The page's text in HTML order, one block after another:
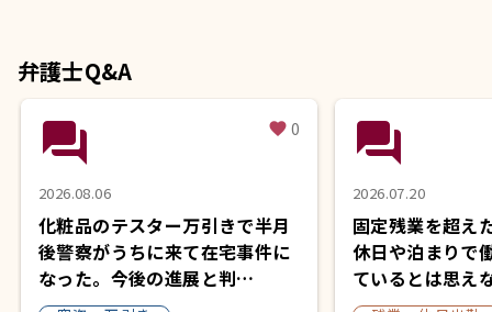
弁護士Q&A
question_answer favorite 0
2026.08.06
化粧品のテスター万引きで半月
後警察がうちに来て在宅事件に
なった。今後の進展と判…
question_answer
2026.07.20
固定残業を超え
休日や泊まりで
ているとは思え